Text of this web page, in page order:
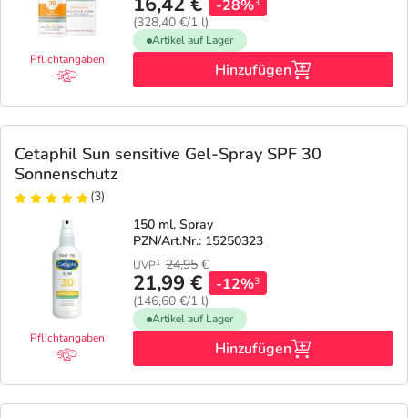
Tierapotheke
Vitamine & Mineralstoffe
Marken
Salus Deals
Pflichtangaben
(328,40 €/1 l)
-28%
Artikel auf Lager
Hinzufügen
Cetaphil Sun sensitive Gel-Spray SPF 30
Sonnenschutz
(3)
Pflichtangaben
150 ml, Spray
PZN/Art.Nr.: 15250323
UVP1 24,95 €
21,99 €
(146,60 €/1 l)
-12%3
Artikel auf Lager
Hinzufügen